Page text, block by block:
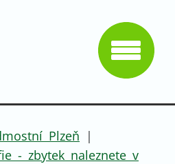
Plzeň |
- zbytek naleznete v